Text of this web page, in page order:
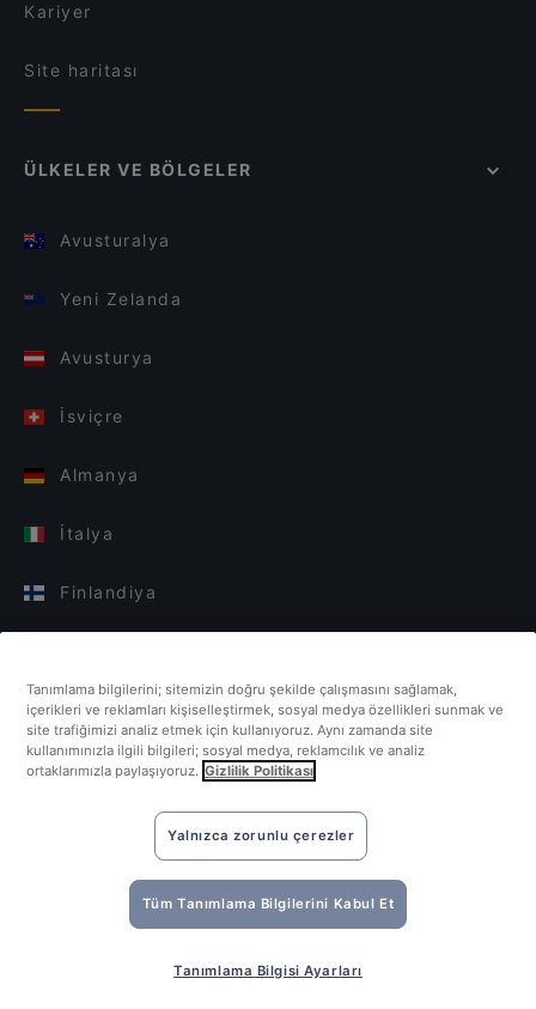
Kariyer
Site haritası
ÜLKELER VE BÖLGELER
Avusturalya
Yeni Zelanda
Avusturya
İsviçre
Almanya
İtalya
Finlandiya
Türkiye
Hollanda
Tanımlama bilgilerini; sitemizin doğru şekilde çalışmasını sağlamak,
içerikleri ve reklamları kişiselleştirmek, sosyal medya özellikleri sunmak ve
site trafiğimizi analiz etmek için kullanıyoruz. Aynı zamanda site
kullanımınızla ilgili bilgileri; sosyal medya, reklamcılık ve analiz
ortaklarımızla paylaşıyoruz. Gizlilik Politikası
Yalnızca zorunlu çerezler
Tüm Tanımlama Bilgilerini Kabul Et
Tanımlama Bilgisi Ayarları